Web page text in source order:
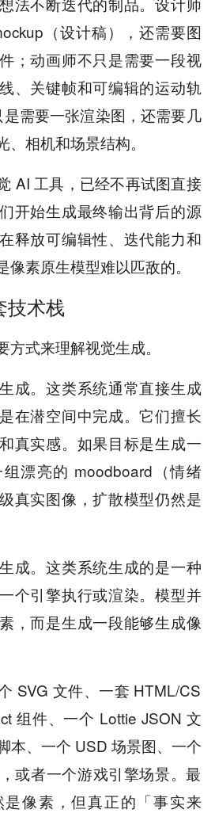
（设计稿），还需要图
；动画师不只是需要一段视
、关键帧和可编辑的运动轨
需要一张渲染图，还需要几
相机和场景结构。
AI 工具，已经不再试图直接
开始生成最终输出背后的源
释放可编辑性、迭代能力和
像素原生模型难以匹敌的。
技术栈
式来理解视觉生成。
成。这类系统通常直接生成
在潜空间中完成。它们擅长
真实感。如果目标是生成一
漂亮的 moodboard（情绪
真实图像，扩散模型仍然是
成。这类系统生成的是一种
个引擎执行或渲染。模型并
，而是生成一段能够生成像
SVG 文件、一套 HTML/CS
组件、一个 Lottie JSON 文
本、一个 USD 场景图、一个
或者一个游戏引擎场景。最
像素，但真正的「事实来